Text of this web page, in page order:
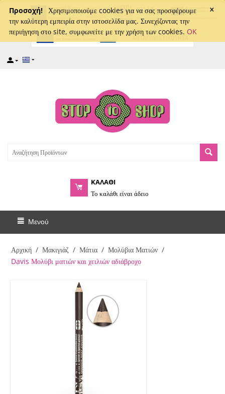
×
Προσοχή! Χρησιμοποιούμε cookies για να σας προσφέρουμε
την καλύτερη εμπειρία στην ιστοσελίδα μας. Συνεχίζοντας την
περιήγηση στο site, συμφωνείτε με την χρήση των cookies. OK
captcha
ΚΑΛΑΘΙ
Το καλάθι είναι άδειο
Μενού
Αρχική / Μακιγιάζ / Μάτια / Μολύβια Ματιών /
Davis Μολύβι ματιών και χειλιών αδιάβροχο